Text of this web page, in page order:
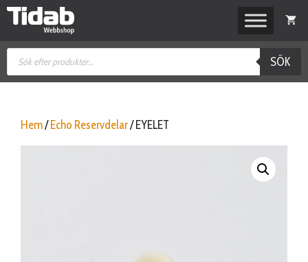
Hoppa
Produktsökning
SÖK
Hem/ Echo Reservdelar/ EYELET